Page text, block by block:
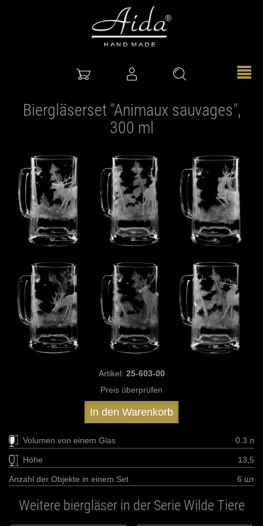
Biergläserset "Animaux sauvages",
300 ml
Artikel: 25-603-00
Preis überprüfen
In den Warenkorb
Volumen von einem Glas 0.3 л
Höhe 13,5
Anzahl der Objekte in einem Set 6 шт
Weitere biergläser in der Serie Wilde Tiere